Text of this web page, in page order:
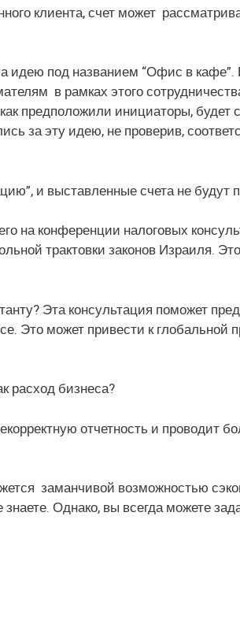
клиента, счет может
под названием “Офис в кафе”.
в рамках этого
предположили инициаторы, будет
за эту идею, не проверив,
и выставленные счета не будут
на конференции налоговых
трактовки законов Израиля.
Эта консультация поможет
Это может привести к глобальной
расход бизнеса?
отчетность и проводит
заманчивой возможностью
Однако, вы всегда можете